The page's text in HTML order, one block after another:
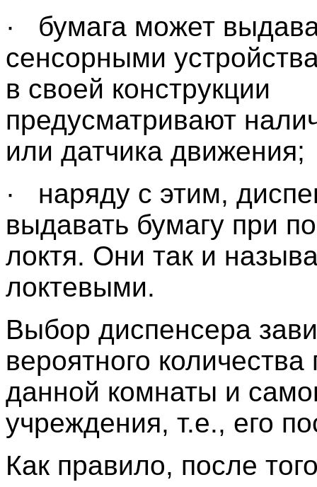
· бумага может
сенсорными
в своей конструкции
предусматривают
или датчика движения;
· наряду с этим,
выдавать бумагу при
локтя. Они так и
локтевыми.
Выбор диспенсера
вероятного количества
данной комнаты и
учреждения, т.е., его
Как правило, после